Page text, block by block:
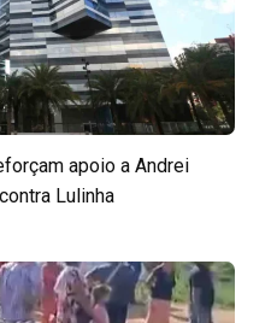
apoio a Andrei
Lulinha